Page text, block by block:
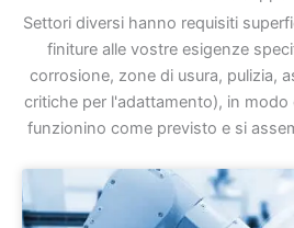
Settori diversi hanno requisiti
finiture alle vostre esigenze
corrosione, zone di usura, pulizia,
critiche per l'adattamento), in
funzionino come previsto e si